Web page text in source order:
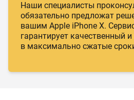
Наши специалисты
обязательно предложат
вашим Apple iPhone X.
гарантирует качественный
в максимально сжатые